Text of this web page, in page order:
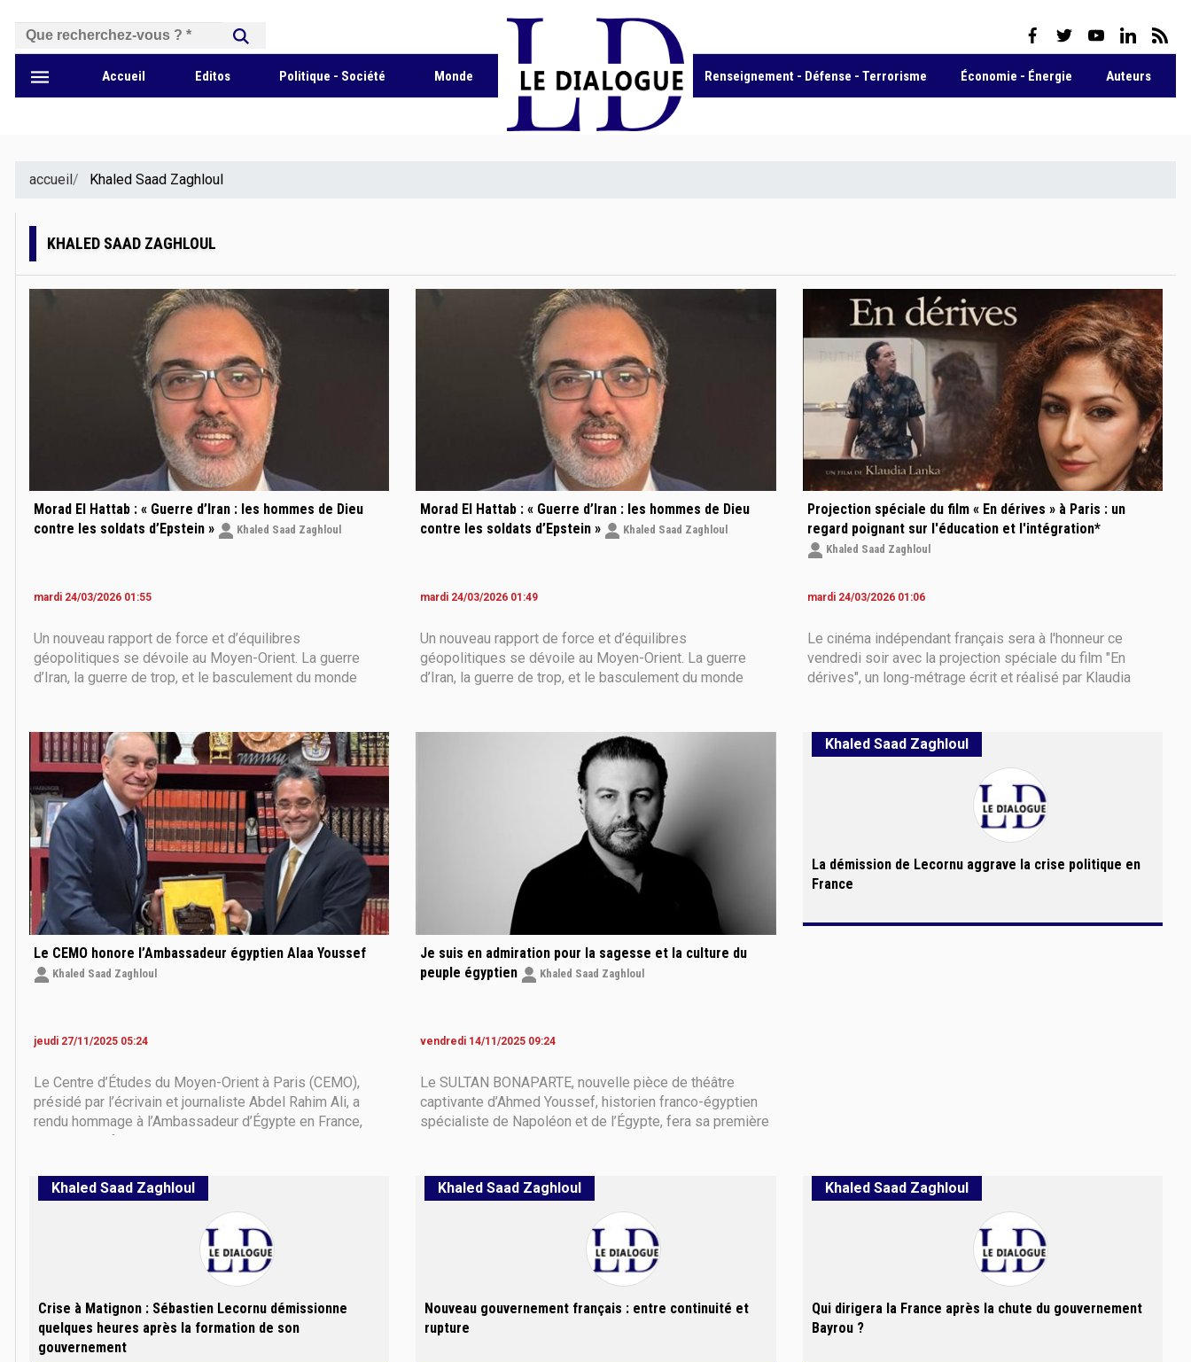
بحث
Accueil Editos Politique - Société Monde
facebook
twitteryoutubelinkedin
rss
Renseignement - Défense - Terrorisme Économie - Énergie Auteurs
accueil Khaled Saad Zaghloul
KHALED SAAD ZAGHLOUL
Morad El Hattab : « Guerre d’Iran : les hommes de Dieu
contre les soldats d’Epstein »
Khaled Saad Zaghloul
mardi 24/03/2026 01:55
Un nouveau rapport de force et d’équilibres
géopolitiques se dévoile au Moyen-Orient. La guerre
d’Iran, la guerre de trop, et le basculement du monde
de chefs d’Etat occidentaux ainsi que des journalistes
Morad El Hattab : « Guerre d’Iran : les hommes de Dieu
contre les soldats d’Epstein »
Khaled Saad Zaghloul
mardi 24/03/2026 01:49
Un nouveau rapport de force et d’équilibres
géopolitiques se dévoile au Moyen-Orient. La guerre
d’Iran, la guerre de trop, et le basculement du monde
de chefs d’Etat occidentaux ainsi que des journalistes
Projection spéciale du film « En dérives » à Paris : un
regard poignant sur l'éducation et l'intégration*
Khaled Saad Zaghloul
mardi 24/03/2026 01:06
Le cinéma indépendant français sera à l'honneur ce
vendredi soir avec la projection spéciale du film "En
dérives", un long-métrage écrit et réalisé par Klaudia
pandémie de Covid-19, abordant des thèmes
Le CEMO honore l’Ambassadeur égyptien Alaa Youssef
Khaled Saad Zaghloul
jeudi 27/11/2025 05:24
Le Centre d’Études du Moyen-Orient à Paris (CEMO),
présidé par l’écrivain et journaliste Abdel Rahim Ali, a
rendu hommage à l’Ambassadeur d’Égypte en France,
Alaa Youssef, à l’issue de sa mission diplomatique.
les efforts considérables qu’il a déployés
Je suis en admiration pour la sagesse et la culture du
peuple égyptien
Khaled Saad Zaghloul
vendredi 14/11/2025 09:24
Le SULTAN BONAPARTE, nouvelle pièce de théâtre
captivante d’Ahmed Youssef, historien franco-égyptien
spécialiste de Napoléon et de l’Égypte, fera sa première
Serero reprend un personnage qu’il a déjà
Khaled Saad Zaghloul
La démission de Lecornu aggrave la crise politique en
France
Khaled Saad Zaghloul
Crise à Matignon : Sébastien Lecornu démissionne
quelques heures après la formation de son
gouvernement
Khaled Saad Zaghloul
Nouveau gouvernement français : entre continuité et
rupture
Khaled Saad Zaghloul
Qui dirigera la France après la chute du gouvernement
Bayrou ?